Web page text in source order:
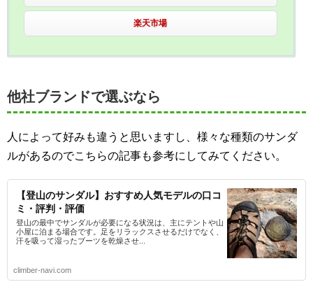
楽天市場
他社ブランドで選ぶなら
人によって好みも違うと思いますし、様々な種類のサンダ
ルがあるのでこちらの記事も参考にしてみてください。
【登山のサンダル】おすすめ人気モデルの口コ
ミ・評判・評価
登山の最中でサンダルが必要になる状況は、主にテントや山
小屋に泊まる場合です。足をリラックスさせるだけでなく、
汗を吸って湿ったブーツを乾燥させ...
climber-navi.com